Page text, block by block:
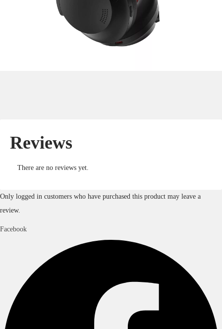
Reviews
There are no reviews yet.
Only logged in customers who have purchased this product may leave a
review.
Facebook